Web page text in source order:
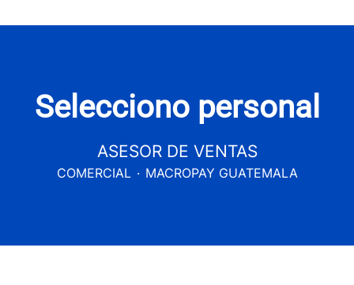
Selecciono personal
ASESOR DE VENTAS
COMERCIAL · MACROPAY GUATEMALA